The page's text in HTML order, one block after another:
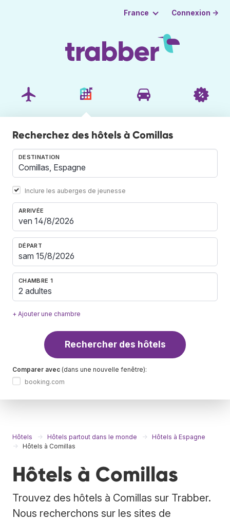
France Connexion →
Recherchez des hôtels à Comillas
DESTINATION
Inclure les auberges de jeunesse
ARRIVÉE
DÉPART
CHAMBRE 1
2 adultes
+ Ajouter une chambre
Rechercher des hôtels
Comparer avec (dans une nouvelle fenêtre):
booking.com
Hôtels Hôtels partout dans le monde
Hôtels à Espagne
Hôtels à Comillas
Hôtels à Comillas
Trouvez des hôtels à Comillas sur Trabber.
Nous recherchons sur les sites de